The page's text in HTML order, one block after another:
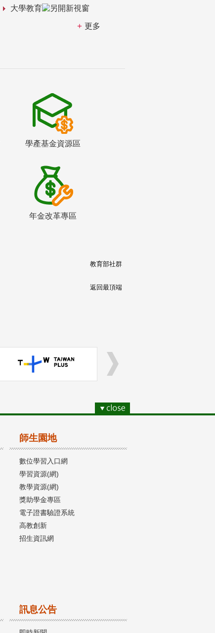
大學教育
更多
學產基金資源區
年金改革專區
教育部社群
返回最頂端
師生園地
數位學習入口網
學習資源(網)
教學資源(網)
獎助學金專區
電子證書驗證系統
高教創新
招生資訊網
訊息公告